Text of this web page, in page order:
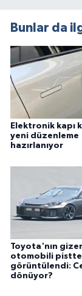
Bunlar da
Elektronik kapı
yeni düzenleme
hazırlanıyor
Toyota'nın
otomobili pistte
görüntülendi:
dönüyor?